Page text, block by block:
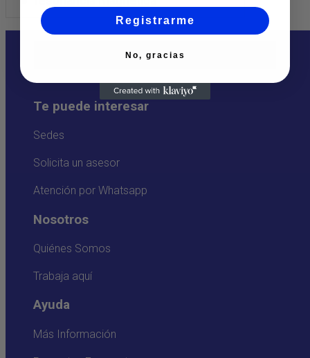
Te puede interesar
Sedes
Solicita un asesor
Atención por Whatsapp
Nosotros
Quiénes Somos
Trabaja aquí
Ayuda
Más Información
Registrarme
No, gracias